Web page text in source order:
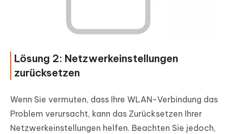
Lösung 2: Netzwerkeinstellungen
zurücksetzen
Wenn Sie vermuten, dass Ihre WLAN-Verbindung das
Problem verursacht, kann das Zurücksetzen Ihrer
Netzwerkeinstellungen helfen. Beachten Sie jedoch,